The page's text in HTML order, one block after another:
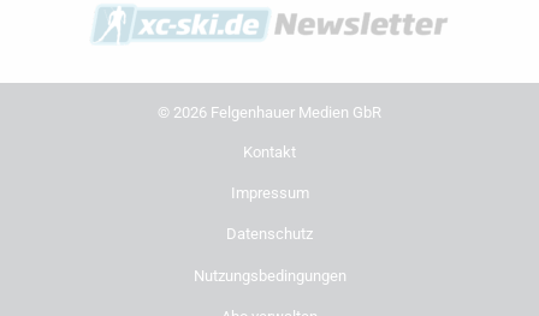
© 2026 Felgenhauer Medien GbR
Kontakt
Impressum
Datenschutz
Nutzungsbedingungen